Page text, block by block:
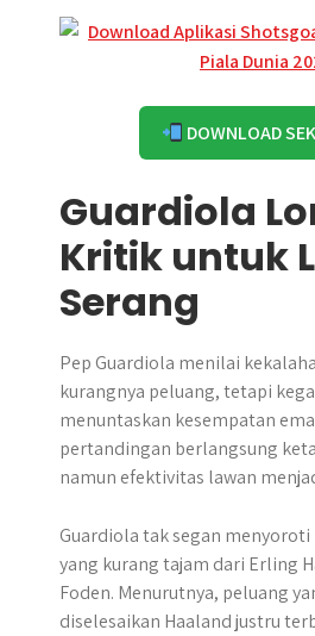
DOWNLOAD
Guardiola
Kritik untuk
Serang
Pep Guardiola menilai
kurangnya peluang, tetapi
menuntaskan kesempatan
pertandingan berlangsung
namun efektivitas lawan
Guardiola tak segan
yang kurang tajam dari Erling
Foden. Menurutnya, peluang
diselesaikan Haaland justru